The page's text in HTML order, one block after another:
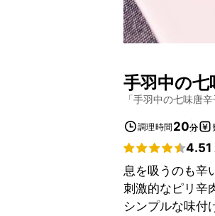
手羽中の七
「手羽中の七味唐辛
調理時間 20分
4.51
息を吸うのも辛
刺激的なピリ辛
シンプルな味付